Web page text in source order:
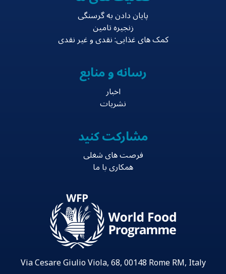
پایان دادن به گرسنگی
زنجیره تامین
کمک های غذایی: نقدی و غیر نقدی
رسانه و منابع
اخبار
نشریات
مشارکت کنید
فرصت های شغلی
همکاری با ما
Via Cesare Giulio Viola, 68, 00148 Rome RM, Italy